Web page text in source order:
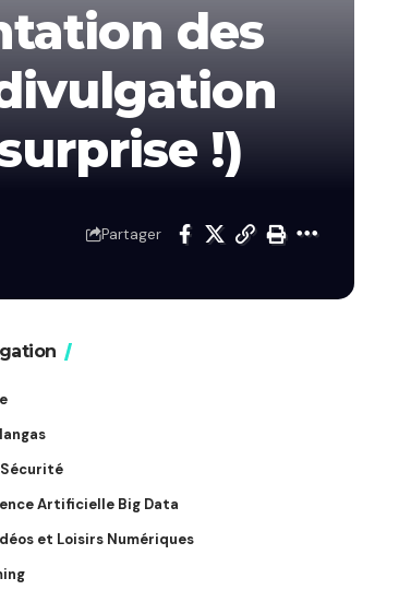
des
!)
Partager
Artificielle Big Data
et Loisirs Numériques